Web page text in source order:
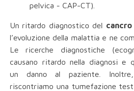
pelvica - CAP-CT).
Un ritardo diagnostico del
l’evoluzione della malattia e ne
Le ricerche diagnostiche
causano ritardo nella diagnosi e
un danno al paziente.
riscontriamo una tumefazione